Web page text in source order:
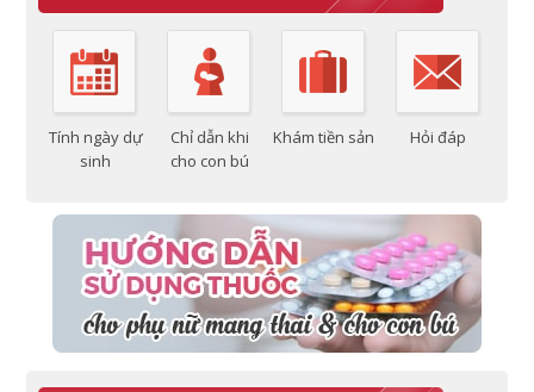
Tính ngày dự
sinh
Chỉ dẫn khi
cho con bú
Khám tiền sản Hỏi đáp